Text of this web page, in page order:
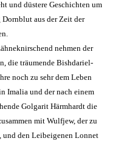
und düstere Geschichten um
aus der Zeit der
nehmen der
die träumende Bishdariel-
noch zu sehr dem Leben
Imalia und der nach einem
Golgarit Härmhardt die
mit Wulfjew, der zu
und den Leibeigenen Lonnet